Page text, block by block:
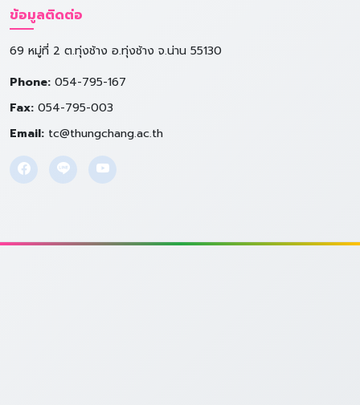
ข้อมูลติดต่อ
69 หมู่ที่ 2 ต.ทุ่งช้าง อ.ทุ่งช้าง จ.น่าน 55130
Phone: 054-795-167
Fax: 054-795-003
Email: tc@thungchang.ac.th